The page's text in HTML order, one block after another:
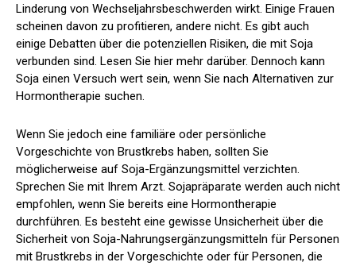
Linderung von Wechseljahrsbeschwerden wirkt. Einige Frauen
scheinen davon zu profitieren, andere nicht. Es gibt auch
einige Debatten über die potenziellen Risiken, die mit Soja
verbunden sind. Lesen Sie hier mehr darüber. Dennoch kann
Soja einen Versuch wert sein, wenn Sie nach Alternativen zur
Hormontherapie suchen.
Wenn Sie jedoch eine familiäre oder persönliche
Vorgeschichte von Brustkrebs haben, sollten Sie
möglicherweise auf Soja-Ergänzungsmittel verzichten.
Sprechen Sie mit Ihrem Arzt. Sojapräparate werden auch nicht
empfohlen, wenn Sie bereits eine Hormontherapie
durchführen. Es besteht eine gewisse Unsicherheit über die
Sicherheit von Soja-Nahrungsergänzungsmitteln für Personen
mit Brustkrebs in der Vorgeschichte oder für Personen, die